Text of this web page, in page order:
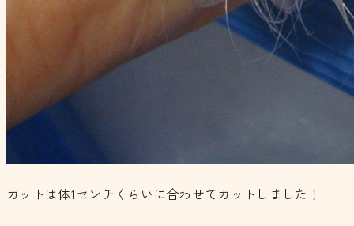
カットは体1センチくらいに合わせてカットしました！